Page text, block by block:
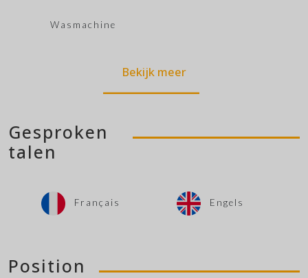
Wasmachine
Bekijk meer
Gesproken
talen
Français Engels
Position